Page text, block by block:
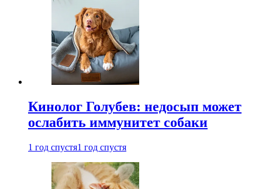
Кинолог Голубев: недосып может
ослабить иммунитет собаки
1 год спустя1 год спустя